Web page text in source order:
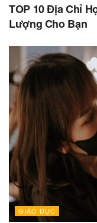
TOP 10 Địa Chỉ
Lượng Cho Bạn
GIÁO DỤC